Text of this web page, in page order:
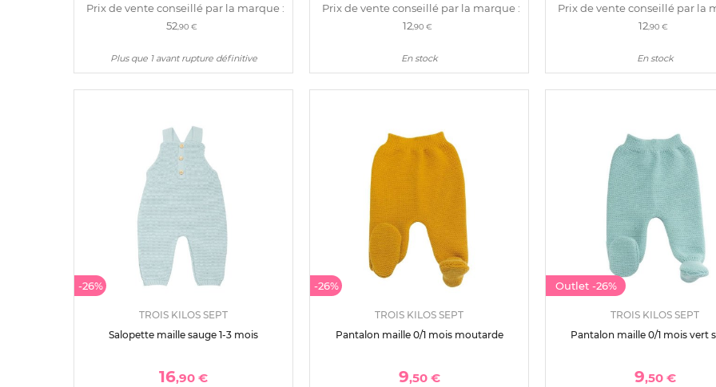
Prix de vente conseillé par la marque :
52,90 €
Plus que 1 avant rupture définitive
Prix de vente conseillé par la marque :
12,90 €
En stock
Prix de vente conseillé par la
12,90 €
En stock
-26%
TROIS KILOS SEPT
Salopette maille sauge 1-3 mois
16,90 €
-26%
TROIS KILOS SEPT
Pantalon maille 0/1 mois moutarde
9,50 €
Outlet -26%
TROIS KILOS SEPT
Pantalon maille 0/1 mois vert
9,50 €